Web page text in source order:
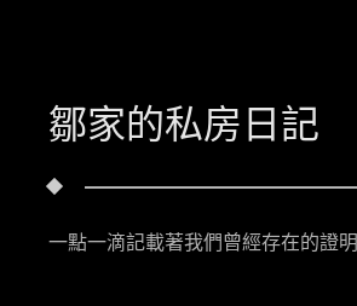
鄒家的私房日記
一點一滴記載著我們曾經存在的證明